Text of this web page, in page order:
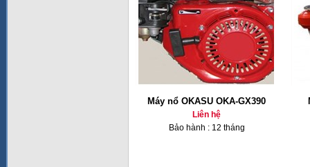
Máy nổ OKASU OKA-GX390
Liên hệ
Bảo hành : 12 tháng